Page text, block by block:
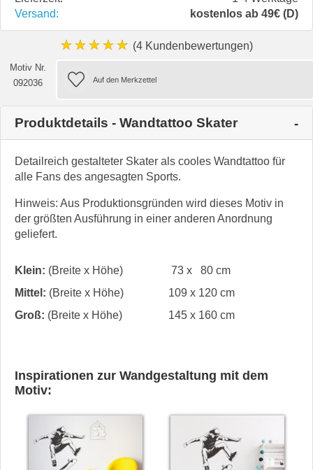
Versand:
kostenlos ab 49€ (D)
★★★★★ (4 Kundenbewertungen)
Motiv Nr.
092036
Produktdetails - Wandtattoo Skater
Detailreich gestalteter Skater als cooles Wandtattoo für
alle Fans des angesagten Sports.
Hinweis: Aus Produktionsgründen wird dieses Motiv in
der größten Ausführung in einer anderen Anordnung
geliefert.
Klein: (Breite x Höhe)
73 x 80 cm
Mittel: (Breite x Höhe)
109 x 120 cm
Groß: (Breite x Höhe) 145 x 160 cm
Inspirationen zur Wandgestaltung mit dem
Motiv: